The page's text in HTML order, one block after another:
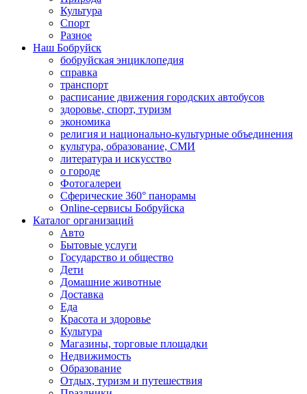
Культура
Спорт
Разное
Наш Бобруйск
бобруйская энциклопедия
справка
транспорт
расписание движения городских автобусов
здоровье, спорт, туризм
экономика
религия и национально-культурные объединения
культура, образование, СМИ
литература и искусство
о городе
Фотогалереи
Сферические 360° панорамы
Online-сервисы Бобруйска
Каталог организаций
Авто
Бытовые услуги
Государство и общество
Дети
Домашние животные
Доставка
Еда
Красота и здоровье
Культура
Магазины, торговые площадки
Недвижимость
Образование
Отдых, туризм и путешествия